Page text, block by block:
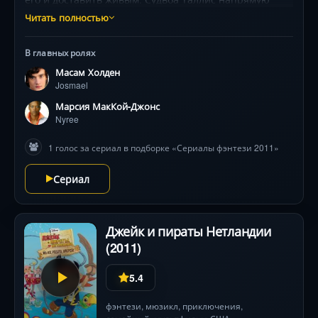
зависит от того, удастся ли ей выполнить свою
на беглого мага Таллис встречает людей и эльфа,
которые станут её спутниками. Преследуя разные
цели, они, тем не менее, объединяются, чтобы
победить общего врага и восстановить мир.
Читать полностью
В главных ролях
Масам Холден
Josmael
Марсия МакКой-Джонс
Nyree
1 голос за сериал в подборке «Сериалы фэнтези 2011»
Сериал
Джейк и пираты Нетландии
(2011)
5.4
фэнтези, мюзикл, приключения,